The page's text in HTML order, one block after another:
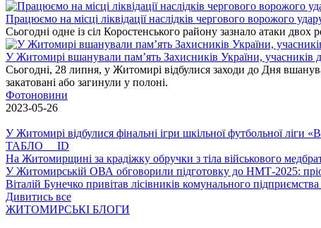
Працюємо на місці ліквідації наслідків чергового ворожого
Сьогодні одне із сіл Коростенського району зазнало атаки двох
У Житомирі вшанували пам’ять Захисників України, учасників
Сьогодні, 28 липня, у Житомирі відбулися заходи до Дня
закатовані або загинули у полоні.
Фотоновини
2023-05-26
У Житомирі відбулися фінальні ігри шкільної футбольної ліги
ТАБЛО ID
На Житомирщині за крадіжку обручки з тіла військового
У Житомирській ОВА обговорили підготовку до НМТ-2025:
Віталій Бунечко привітав лісівників комунального
Дивитись все
ЖИТОМИРСЬКІ БЛОГИ